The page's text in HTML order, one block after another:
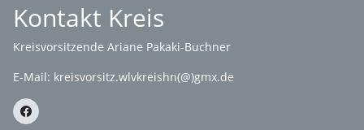
Kontakt Kreis
Kreisvorsitzende Ariane Pakaki-Buchner
E-Mail: kreisvorsitz.wlvkreishn(@)gmx.de